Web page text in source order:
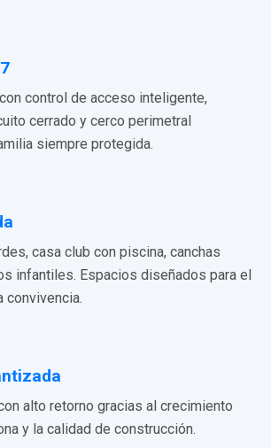
control de acceso inteligente,
cerrado y cerco perimetral
siempre protegida.
casa club con piscina, canchas
infantiles. Espacios diseñados para el
convivencia.
alto retorno gracias al crecimiento
y la calidad de construcción.